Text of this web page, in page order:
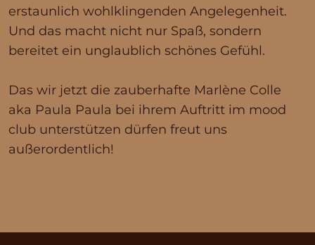
erstaunlich wohlklingenden Angelegenheit.
Und das macht nicht nur Spaß, sondern
bereitet ein unglaublich schönes Gefühl.
Das wir jetzt die zauberhafte Marlène Colle
aka Paula Paula bei ihrem Auftritt im mood
club unterstützen dürfen freut uns
außerordentlich!